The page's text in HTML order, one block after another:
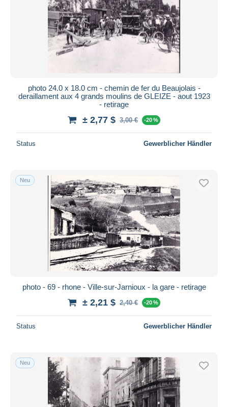
Übernehmen
photo 24.0 x 18.0 cm - chemin de fer du Beaujolais -
deraillament aux 4 grands moulins de GLEIZE - aout 1923
- retirage
± 2,77 $ 3,00 € -20 %
Status Gewerblicher Händler
Neu
photo - 69 - rhone - Ville-sur-Jarnioux - la gare - retirage
± 2,21 $ 2,40 € -20 %
Status Gewerblicher Händler
Neu